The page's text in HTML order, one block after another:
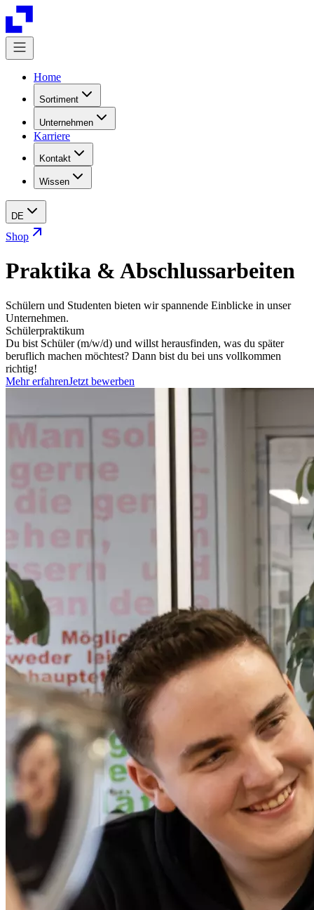
Home
Sortiment
Unternehmen
Karriere
Kontakt
Wissen
DE
Shop
Praktika & Abschlussarbeiten
Schülern und Studenten bieten wir spannende Einblicke in unser
Unternehmen.
Schülerpraktikum
Du bist Schüler (m/w/d) und willst herausfinden, was du später
beruflich machen möchtest? Dann bist du bei uns vollkommen
richtig!
Mehr erfahrenJetzt bewerben